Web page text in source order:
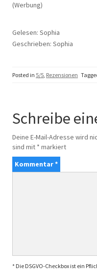
(Werbung)
Gelesen: Sophia
Geschrieben: Sophia
Posted in 5/5, Rezensionen
Schreibe
Deine E-Mail-Adresse wird
sind mit * markiert
Kommentar*
* Die DSGVO-Checkbox ist ein